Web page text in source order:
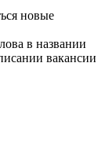
новые
в названии
вакансии